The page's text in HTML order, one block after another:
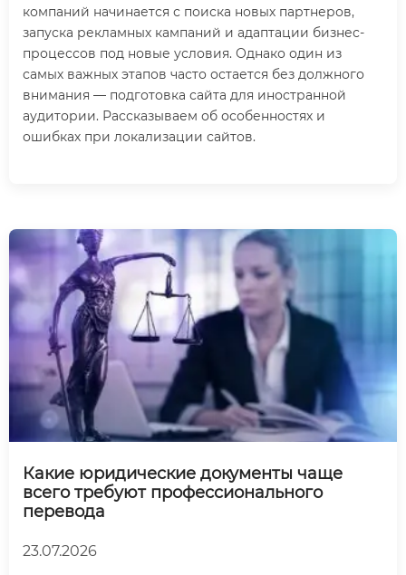
компаний начинается с поиска новых партнеров,
запуска рекламных кампаний и адаптации бизнес-
процессов под новые условия. Однако один из
самых важных этапов часто остается без должного
внимания — подготовка сайта для иностранной
аудитории. Рассказываем об особенностях и
ошибках при локализации сайтов.
Какие юридические документы чаще
всего требуют профессионального
перевода
23.07.2026